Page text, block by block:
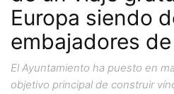
Europa siendo
embajadores
El Ayuntamiento ha puesto en
objetivo principal de construir